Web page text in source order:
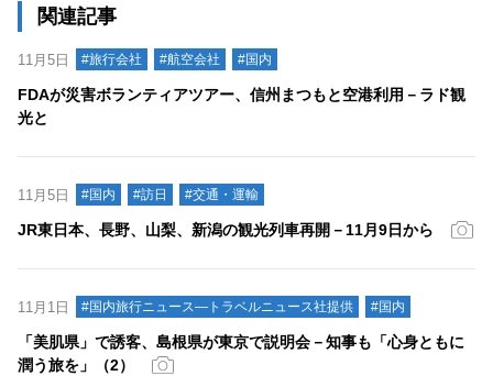
関連記事
11月5日 #旅行会社 #航空会社 #国内
FDAが災害ボランティアツアー、信州まつもと空港利用－ラド観
光と
11月5日 #国内 #訪日 #交通・運輸
JR東日本、長野、山梨、新潟の観光列車再開－11月9日から
11月1日 #国内旅行ニュース―トラベルニュース社提供 #国内
「美肌県」で誘客、島根県が東京で説明会－知事も「心身ともに
潤う旅を」（2）